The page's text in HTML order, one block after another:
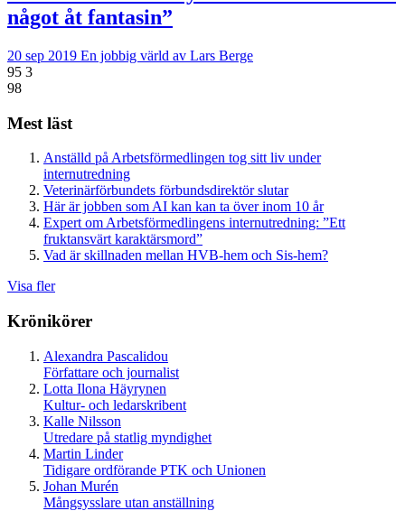
något åt fantasin”
20 sep 2019 En jobbig värld av Lars Berge
95 3
98
Mest läst
Anställd på Arbetsförmedlingen tog sitt liv under
internutredning
Veterinärförbundets förbundsdirektör slutar
Här är jobben som AI kan kan ta över inom 10 år
Expert om Arbetsförmedlingens internutredning: ”Ett
fruktansvärt karaktärsmord”
Vad är skillnaden mellan HVB-hem och Sis-hem?
Visa fler
Krönikörer
Alexandra Pascalidou
Författare och journalist
Lotta Ilona Häyrynen
Kultur- och ledarskribent
Kalle Nilsson
Utredare på statlig myndighet
Martin Linder
Tidigare ordförande PTK och Unionen
Johan Murén
Mångsysslare utan anställning